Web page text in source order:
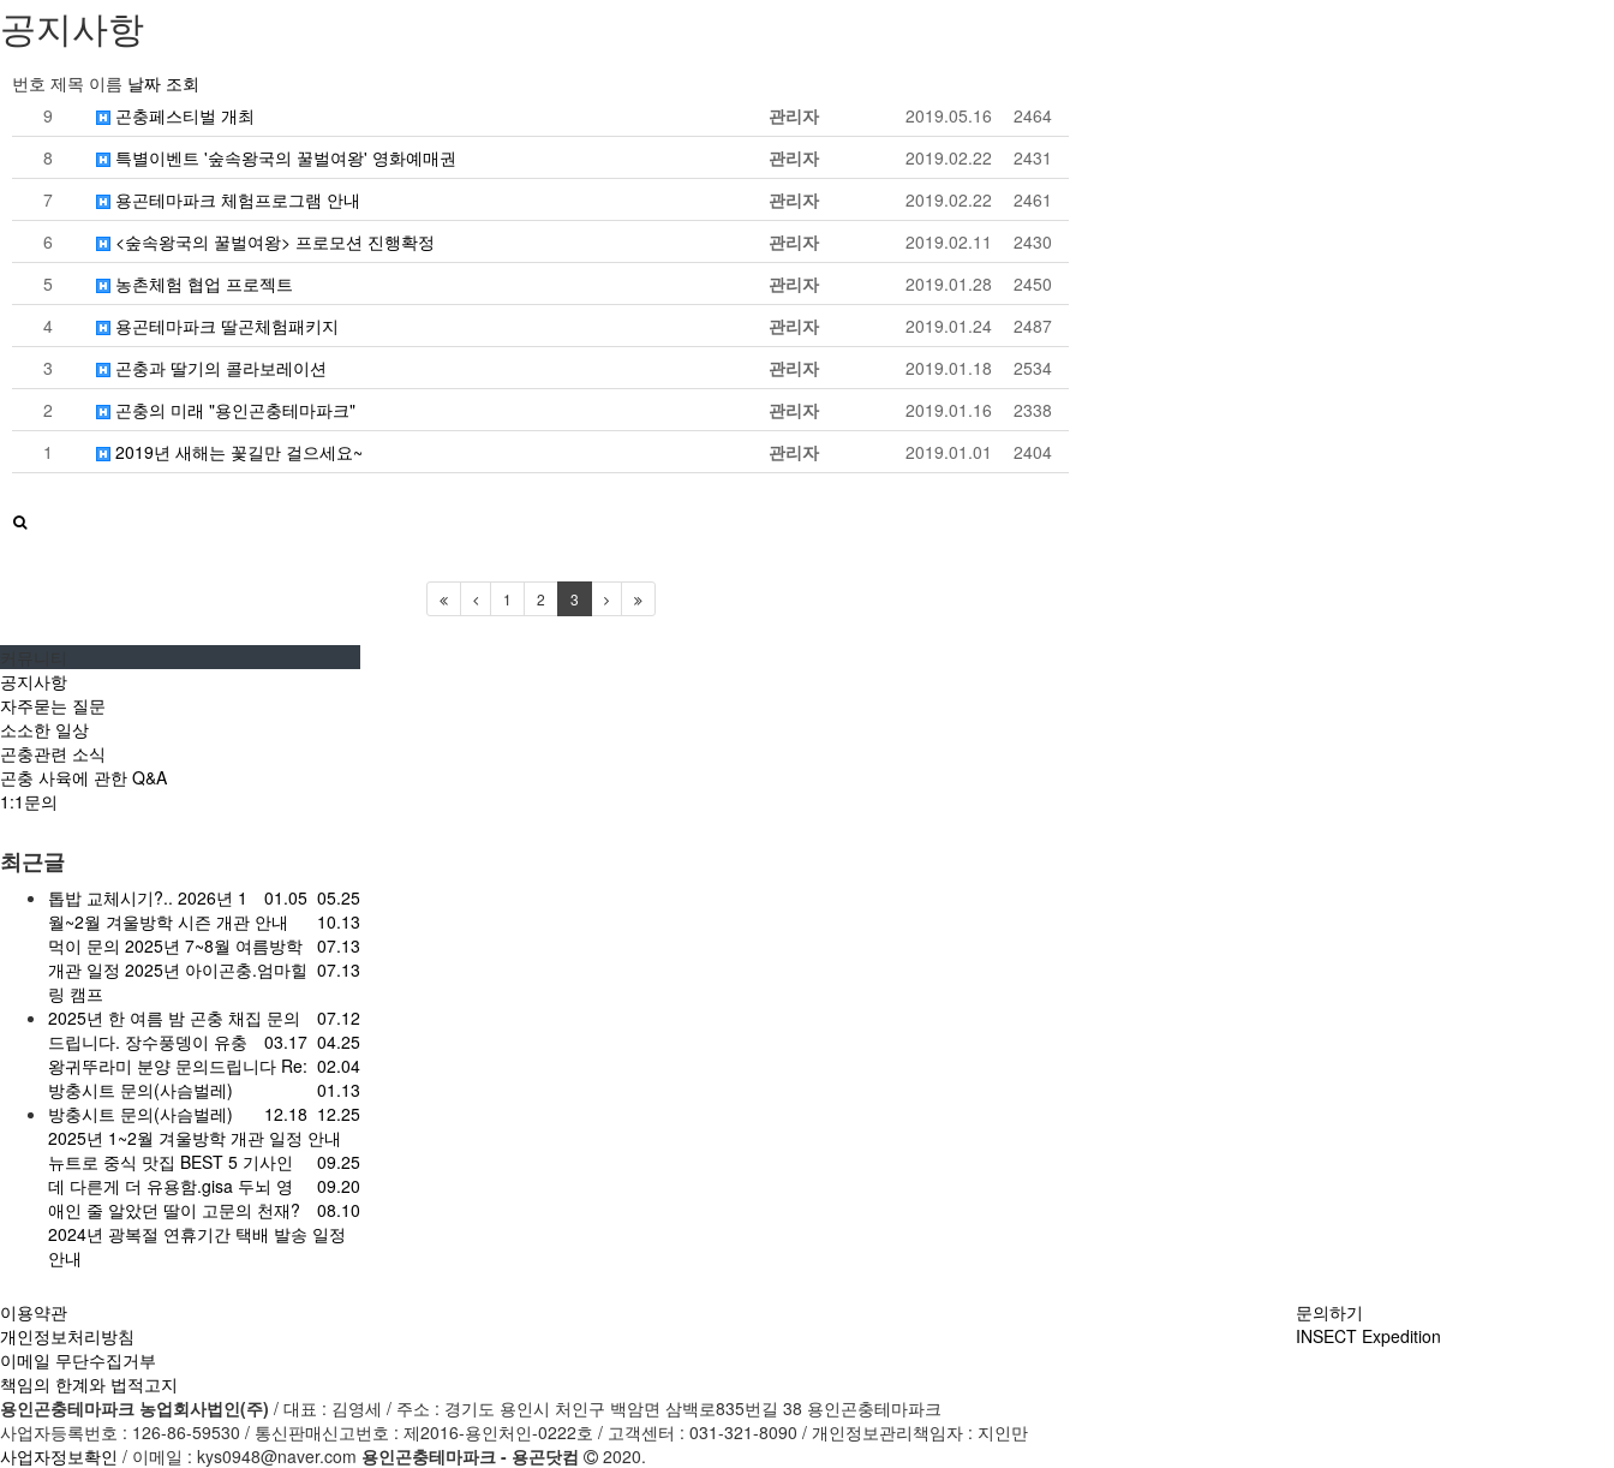
공지사항
번호 제목 이름 날짜 조회
9
곤충페스티벌 개최 관리자 2019.05.16
2464
8
특별이벤트 '숲속왕국의 꿀벌여왕' 영화예매권 관리자 2019.02.22
2431
7
용곤테마파크 체험프로그램 안내 관리자 2019.02.22
2461
6
<숲속왕국의 꿀벌여왕> 프로모션 진행확정 관리자 2019.02.11
2430
5
농촌체험 협업 프로젝트 관리자 2019.01.28
2450
4
용곤테마파크 딸곤체험패키지 관리자 2019.01.24
2487
3
곤충과 딸기의 콜라보레이션 관리자 2019.01.18
2534
2
곤충의 미래 "용인곤충테마파크" 관리자 2019.01.16
2338
1
2019년 새해는 꽃길만 걸으세요~ 관리자 2019.01.01 2404
1 2 3
공지사항
자주묻는 질문
소소한 일상
곤충관련 소식
곤충 사육에 관한 Q&A
1:1문의
최근글
05.25
톱밥 교체시기?.. 01.05
2026년 1
월~2월 겨울방학 시즌 개관 안내
10.13
먹이 문의
07.13
2025년 7~8월 여름방학
개관 일정
07.13
2025년 아이곤충.엄마힐
링 캠프
07.12
2025년 한 여름 밤 곤충 채집
04.25
문의
드립니다.
03.17
장수풍뎅이 유충
02.04
왕귀뚜라미 분양 문의드립니다
01.13
Re:
방충시트 문의(사슴벌레)
12.25
방충시트 문의(사슴벌레)
12.18
2025년 1~2월 겨울방학 개관 일정 안내
09.25
뉴트로 중식 맛집 BEST 5 기사인
데 다른게 더 유용함.gisa
09.20
두뇌 영
애인 줄 알았던 딸이 고문의 천재?
08.10
2024년 광복절 연휴기간 택배 발송 일정
안내
이용약관
개인정보처리방침
이메일 무단수집거부
책임의 한계와 법적고지
문의하기
INSECT Expedition
용인곤충테마파크 농업회사법인(주) / 대표 : 김영세 / 주소 : 경기도 용인시 처인구 백암면 삼백로835번길 38 용인곤충테마파크
사업자등록번호 : 126-86-59530 / 통신판매신고번호 : 제2016-용인처인-0222호 / 고객센터 : 031-321-8090 / 개인정보관리책임자 : 지인만
사업자정보확인 / 이메일 : kys0948@naver.com 용인곤충테마파크 - 용곤닷컴 2020.